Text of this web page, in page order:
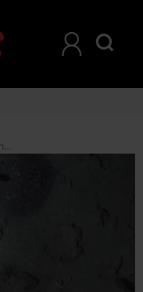
Cómo encontraron al galeón español hundido San José, conocido como el “Santo Grial de los naufragios”